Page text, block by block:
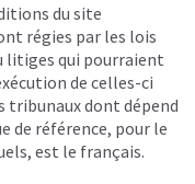
du site
régies par les lois
qui pourraient
de celles-ci
tribunaux dont dépend
de référence, pour le
est le français.